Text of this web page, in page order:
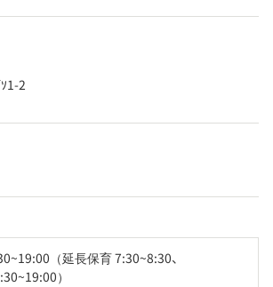
1-2
（延長保育 7:30~8:30、
）